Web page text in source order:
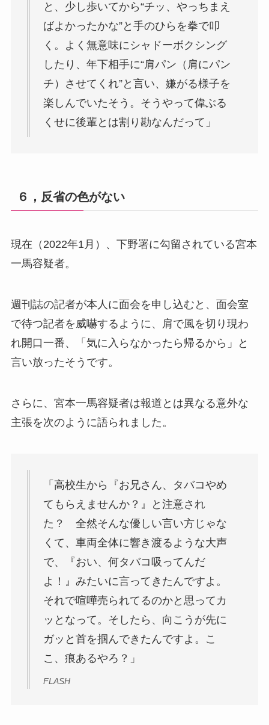
と、少し歩いてから“チッ、やっちまえ
ばよかったかな”と手のひらを拳で叩
く。よく無意味にシャドーボクシング
したり、年下相手に“肩パン（肩にパン
チ）させてくれ”と言い、嫌がる様子を
楽しんでいたそう。そうやって偉ぶる
くせに後輩とは割り勘なんだって」
６，反省の色がない
現在（2022年1月）、下野署に勾留されている宮本
一馬容疑者。
週刊誌の記者が本人に面会を申し込むと、面会室
で待つ記者を威嚇するように、肩で風を切り現わ
れ開口一番、「気に入らなかったら帰るから」と
言い放ったそうです。
さらに、宮本一馬容疑者は報道とは異なる意外な
主張を次のように語られました。
「高校生から『お兄さん、タバコやめ
てもらえませんか？』と注意され
た？ 全然そんな優しい言い方じゃな
くて、車両全体に響き渡るような大声
で、『おい、何タバコ吸ってんだ
よ！』みたいに言ってきたんですよ。
それで喧嘩売られてるのかと思ってカ
ッとなって。そしたら、向こうが先に
ガッと首を掴んできたんですよ。こ
こ、痕あるやろ？」
FLASH